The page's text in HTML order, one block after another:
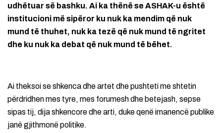
udhëtuar së bashku. Ai ka thënë se ASHAK-u është
institucioni më sipëror ku nuk ka mendim që nuk
mund të thuhet, nuk ka tezë që nuk mund të ngritet
dhe ku nuk ka debat që nuk mund të bëhet.
Ai theksoi se shkenca dhe artet dhe pushteti me shtetin
përdridhen mes tyre, mes forumesh dhe betejash, sepse
sipas tij, dija shkencore dhe arti, duke qenë imanencë publike
janë gjithmonë politike.